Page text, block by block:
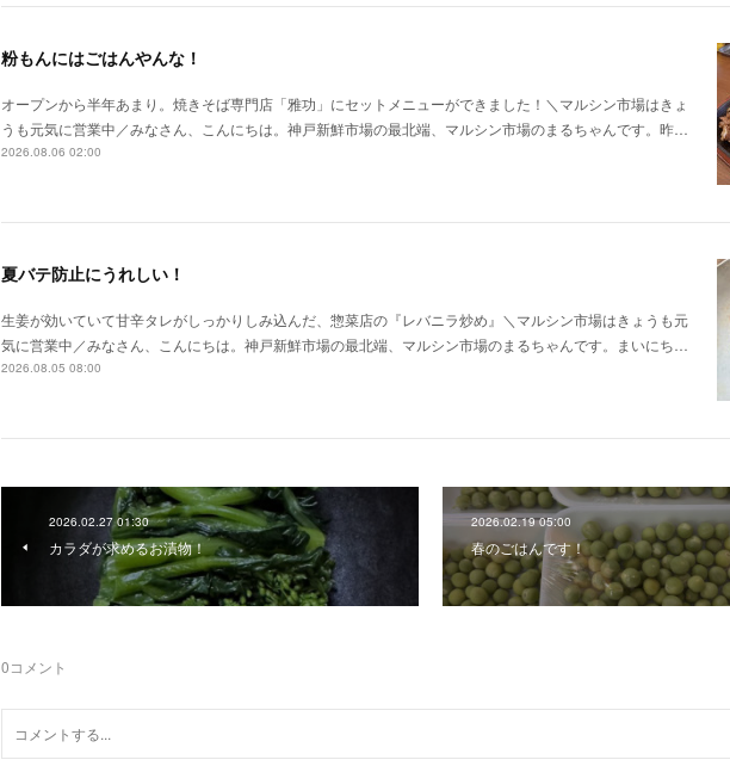
粉もんにはごはんやんな！
オープンから半年あまり。焼きそば専門店「雅功」にセットメニューができました！＼マルシン市場はきょ
うも元気に営業中／みなさん、こんにちは。神戸新鮮市場の最北端、マルシン市場のまるちゃんです。昨…
2026.08.06 02:00
夏バテ防止にうれしい！
生姜が効いていて甘辛タレがしっかりしみ込んだ、惣菜店の『レバニラ炒め』＼マルシン市場はきょうも元
気に営業中／みなさん、こんにちは。神戸新鮮市場の最北端、マルシン市場のまるちゃんです。まいにち…
2026.08.05 08:00
2026.02.27 01:30
カラダが求めるお漬物！
2026.02.19 05:00
春のごはんです！
0コメント